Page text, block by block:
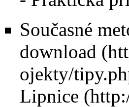
Současné
download
Lipnice